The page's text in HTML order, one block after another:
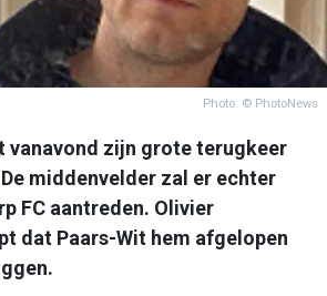
Photo: © PhotoNews
vanavond zijn grote terugkeer
middenvelder zal er echter
FC aantreden. Olivier
dat Paars-Wit hem afgelopen